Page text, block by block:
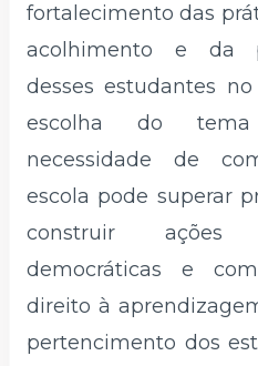
fortalecimento das
acolhimento e da
desses estudantes
escolha do
necessidade de
escola pode superar
construir ações
democráticas e
direito à
pertencimento dos